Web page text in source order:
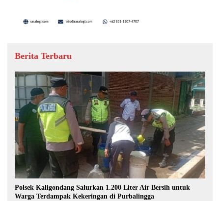
Berita Terbaru
Polsek Kaligondang Salurkan 1.200 Liter Air Bersih untuk
Warga Terdampak Kekeringan di Purbalingga